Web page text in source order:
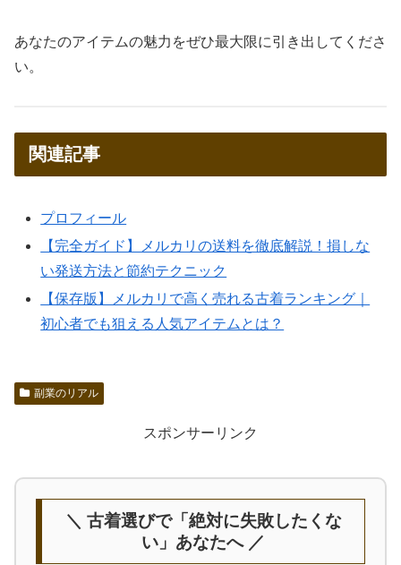
あなたのアイテムの魅力をぜひ最大限に引き出してくださ
い。
関連記事
プロフィール
【完全ガイド】メルカリの送料を徹底解説！損しな
い発送方法と節約テクニック
【保存版】メルカリで高く売れる古着ランキング｜
初心者でも狙える人気アイテムとは？
副業のリアル
スポンサーリンク
＼ 古着選びで「絶対に失敗したくな
い」あなたへ ／